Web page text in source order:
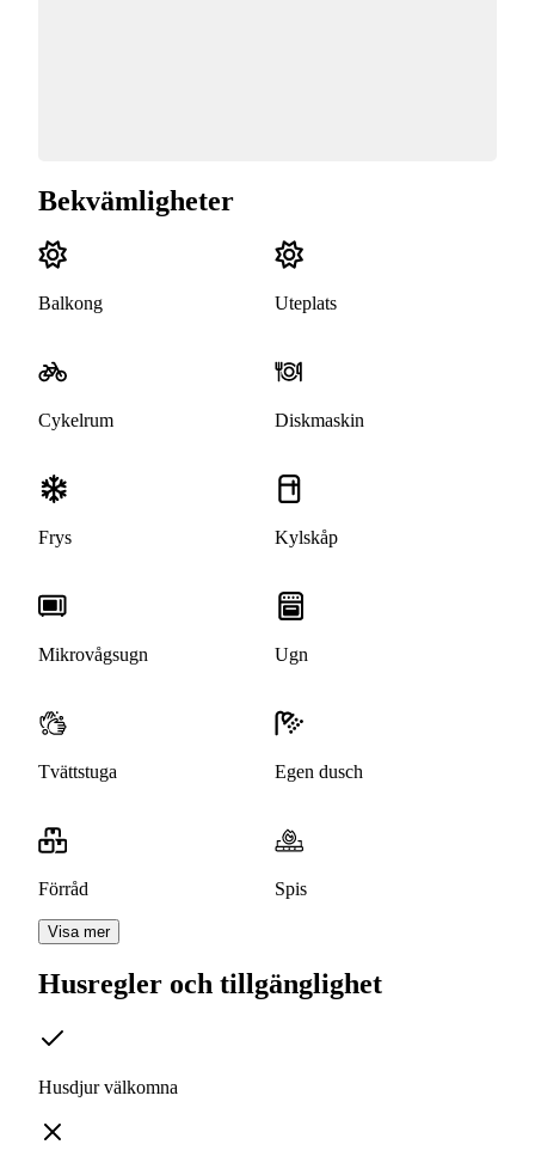
Bekvämligheter
Balkong Uteplats
Cykelrum Diskmaskin
Frys Kylskåp
Mikrovågsugn Ugn
Tvättstuga Egen dusch
Förråd Spis
Visa mer
Husregler och tillgänglighet
Husdjur välkomna